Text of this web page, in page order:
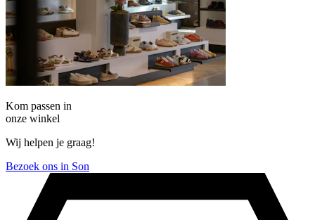
Kom passen in
onze winkel
Wij helpen je graag!
Bezoek ons in Son